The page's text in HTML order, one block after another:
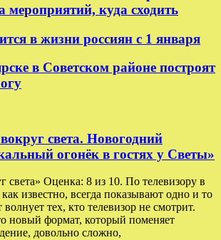
мероприятий, куда сходить
в жизни россиян с 1 января
в Советском районе построят
света. Новогодний
огонёк в гостях у Светы»
света» Оценка: 8 из 10. По телевизору в
известно, всегда показывают одно и то
тех, кто телевизор не смотрит.
новый формат, который поменяет
довольно сложно,